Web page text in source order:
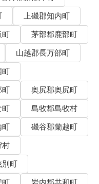
上磯郡知内町
町
茅部郡鹿部町
山越郡長万部町
町
町
奥尻郡奥尻町
町
島牧郡島牧村
町
磯谷郡蘭越町
村
別町